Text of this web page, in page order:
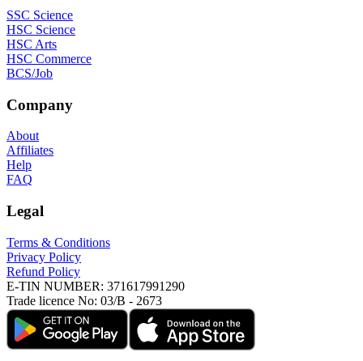
SSC Science
HSC Science
HSC Arts
HSC Commerce
BCS/Job
Company
About
Affiliates
Help
FAQ
Legal
Terms & Conditions
Privacy Policy
Refund Policy
E-TIN NUMBER: 371617991290
Trade licence No: 03/B - 2673